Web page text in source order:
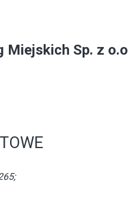
Miejskich Sp. z o.o